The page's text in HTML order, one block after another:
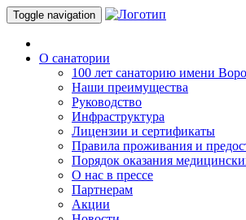
Toggle navigation
О санатории
100 лет санаторию имени
Наши преимущества
Руководство
Инфраструктура
Лицензии и сертификаты
Правила проживания и
Порядок оказания
О нас в прессе
Партнерам
Акции